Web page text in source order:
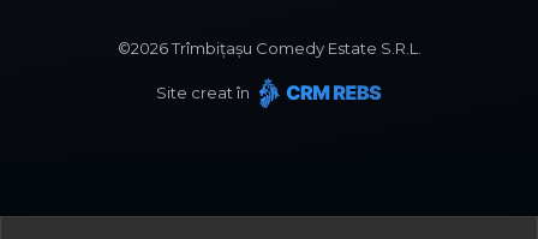
©2026Trîmbițașu Comedy Estate S.R.L.
Site creat în